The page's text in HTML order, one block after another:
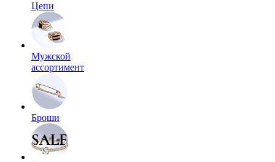
Цепи
Мужской
ассортимент
Броши